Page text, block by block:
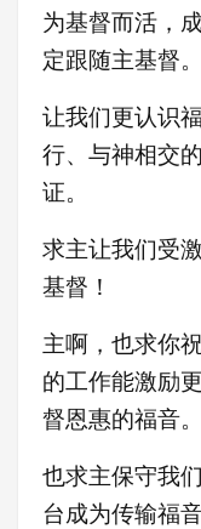
为基督而活，
定跟随主基督。
让我们更认识
行、与神相交
证。
求主让我们受
基督！
主啊，也求你
的工作能激励
督恩惠的福音。
也求主保守我
台成为传输福